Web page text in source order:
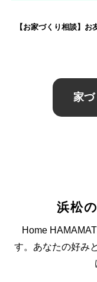
【お家づくり相談】
家づ
浜松
Home
す。 あなたの好み